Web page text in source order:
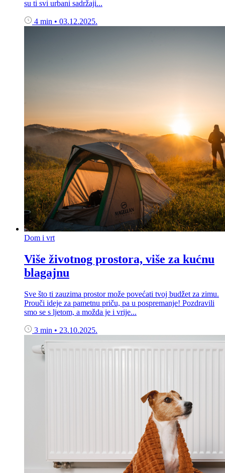
su ti svi urbani sadržaji...
4 min • 03.12.2025.
Dom i vrt
Više životnog prostora, više za kućnu
blagajnu
Sve što ti zauzima prostor može povećati tvoj budžet za zimu.
Prouči ideje za pametnu priču, pa u pospremanje! Pozdravili
smo se s ljetom, a možda je i vrije...
3 min • 23.10.2025.